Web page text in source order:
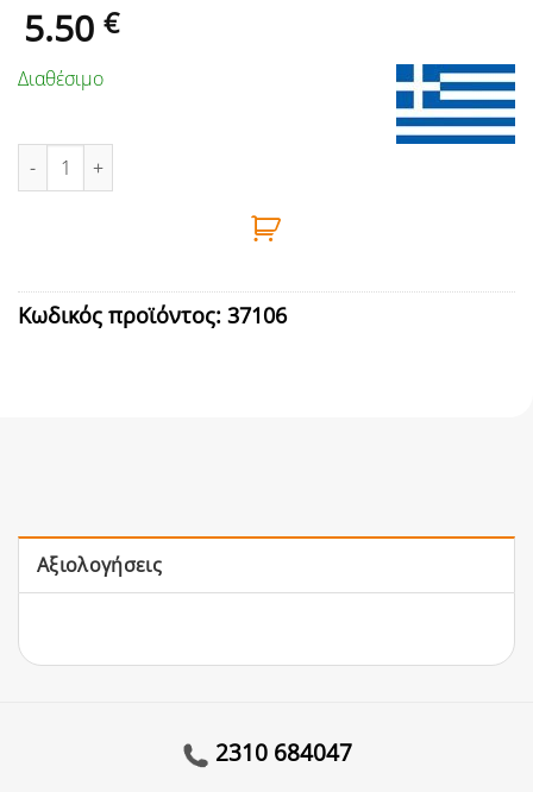
5.50 €
Διαθέσιμο
ΜΕΝΤΕΣΕΣ ΔΙΠΤΕΡΟΣ Φ30mm ποσότητα
Κωδικός προϊόντος: 37106
Αξιολογήσεις
2310 684047